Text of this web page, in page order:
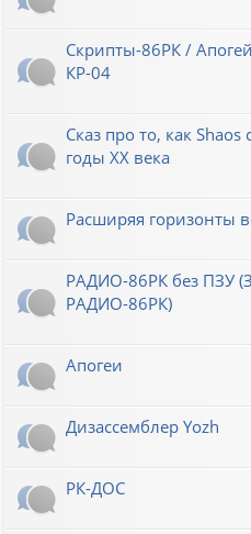
Скрипты-86РК /
КР-04
Сказ про то, как
годы XX века
Расширяя горизонты
РАДИО-86РК без ПЗУ
РАДИО-86РК)
Апогеи
Дизассемблер Yozh
РК-ДОС